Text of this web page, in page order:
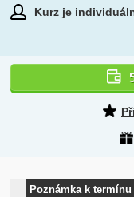
Kurz je
Poznámka k termínu